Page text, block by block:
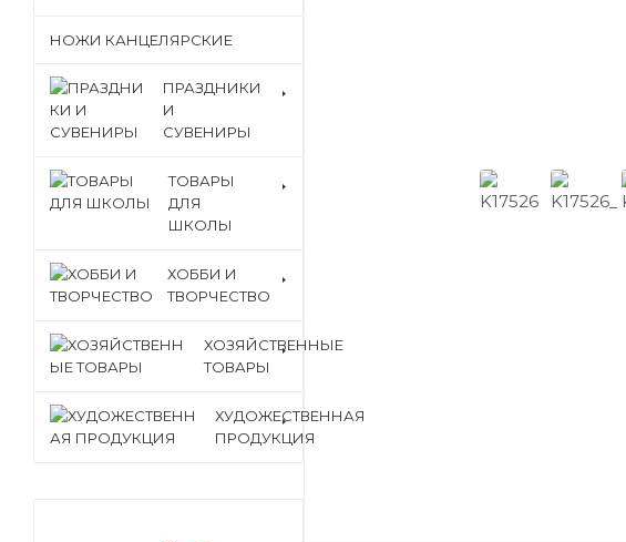
НОЖИ КАНЦЕЛЯРСКИЕ
ПРАЗДНИКИ
И
СУВЕНИРЫ
ТОВАРЫ
ДЛЯ
ШКОЛЫ
ХОББИ И
ТВОРЧЕСТВО
ХОЗЯЙСТВЕННЫЕ
ТОВАРЫ
ХУДОЖЕСТВЕННАЯ
ПРОДУКЦИЯ